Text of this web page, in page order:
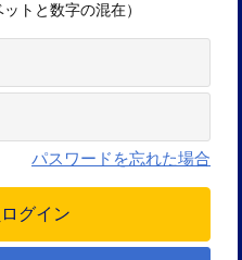
トと数字の混在）
パスワードを忘れた場合